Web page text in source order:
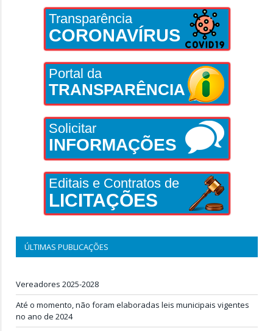
Transparência
CORONAVÍRUS
Portal da
TRANSPARÊNCIA
Solicitar
INFORMAÇÕES
Editais e Contratos de
LICITAÇÕES
ÚLTIMAS PUBLICAÇÕES
Vereadores 2025-2028
Até o momento, não foram elaboradas leis municipais vigentes
no ano de 2024